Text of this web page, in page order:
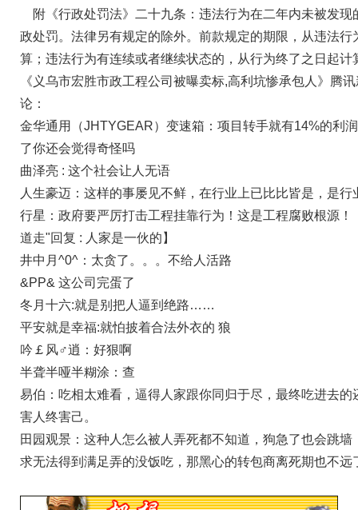
附《行政处罚法》二十九条：违法行为在二年内未被发现
政处罚。法律另有规定的除外。前款规定的期限，从违法行
算；违法行为有连续或者继续状态的，从行为终了之日起计
《义乌市宏胜市政工程公司被曝卖标,高利坑惨承包人》腾
论：
金华通用（JHTYGEAR）变速箱：项目转手就有14%的利
了你还会觉得奇怪吗
曲泽亮 : 这个社会让人无语
人生豪迈：这样的事屡见不鲜，在行业上已比比皆是，是行
行星：政府要严厉打击工程挂靠行为！这是工程腐败根源！
道走"回复 : 人家是一伙的】
井中月^0^：太贪了。。。不给人活路
&PP& 这公司完蛋了
冬月十六:就是别把人逼到绝路……
平安就是幸福:就怕披着合法外衣的 狼
吟￡风♂逍：好狠啊
半聋半哑半糊涂：查
易伯：吃相太难看，逼得人家跟你同归于尽，最终吃进去的
害人终害己。
田园观景：这种人怎么被人弄死都不知道，狗急了也会跳墙
求无法得到满足弄的没饭吃，那黑心的转包商离死期也不远